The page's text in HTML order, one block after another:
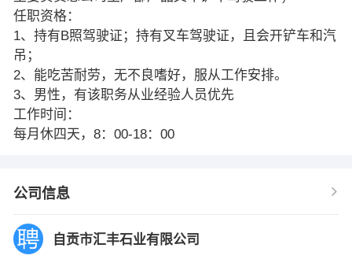
任职资格：
1、持有B照驾驶证；持有叉车驾驶证，且会开铲车和汽
吊；
2、能吃苦耐劳，无不良嗜好，服从工作安排。
3、男性，有该职务从业经验人员优先
工作时间：
每月休四天，8：00-18：00
公司信息
自贡市汇丰石业有限公司